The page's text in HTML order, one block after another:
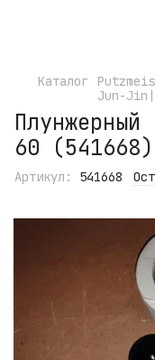
Каталог
Jun-
60 (541668)
Артикул: 541668